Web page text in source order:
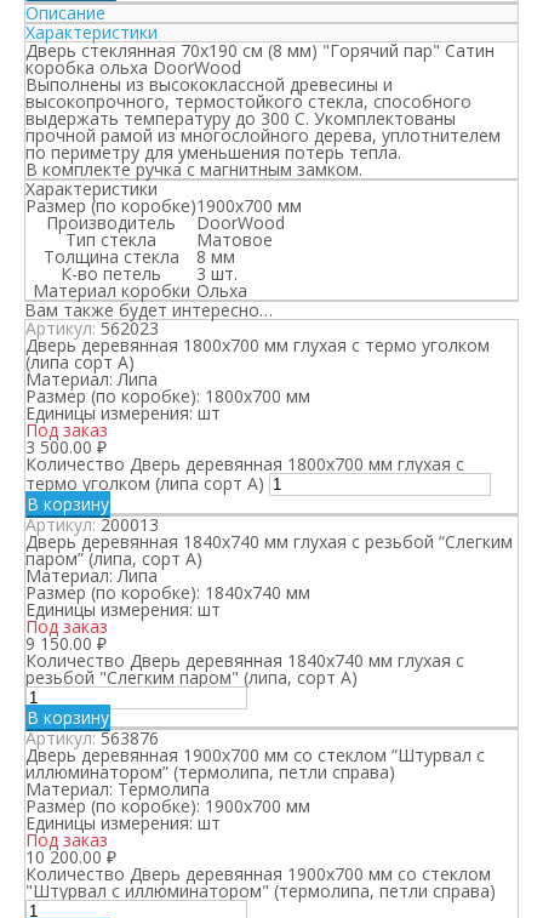
Описание
Характеристики
Дверь стеклянная 70х190 см (8 мм) "Горячий пар" Сатин
коробка ольха DoorWood
Выполнены из высококлассной древесины и
высокопрочного, термостойкого стекла, способного
выдержать температуру до 300 С. Укомплектованы
прочной рамой из многослойного дерева, уплотнителем
по периметру для уменьшения потерь тепла.
В комплекте ручка с магнитным замком.
Характеристики
Размер (по коробке)1900х700 мм
Производитель DoorWood
Тип стекла Матовое
Толщина стекла 8 мм
К-во петель 3 шт.
Материал коробки Ольха
Вам также будет интересно…
Артикул:562023
Дверь деревянная 1800х700 мм глухая с термо уголком
(липа сорт А)
Материал: Липа
Размер (по коробке): 1800х700 мм
Единицы измерения:шт
Под заказ
3 500.00 ₽
Количество Дверь деревянная 1800х700 мм глухая с
термо уголком (липа сорт А)
В корзину
Артикул:200013
Дверь деревянная 1840х740 мм глухая с резьбой “Слегким
паром” (липа, сорт А)
Материал: Липа
Размер (по коробке): 1840х740 мм
Единицы измерения:шт
Под заказ
9 150.00 ₽
Количество Дверь деревянная 1840х740 мм глухая с
резьбой "Слегким паром" (липа, сорт А)
В корзину
Артикул:563876
Дверь деревянная 1900х700 мм со стеклом “Штурвал с
иллюминатором” (термолипа, петли справа)
Материал: Термолипа
Размер (по коробке): 1900х700 мм
Единицы измерения:шт
Под заказ
10 200.00 ₽
Количество Дверь деревянная 1900х700 мм со стеклом
"Штурвал с иллюминатором" (термолипа, петли справа)